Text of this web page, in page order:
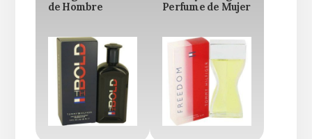
de Hombre
Perfume de Mujer